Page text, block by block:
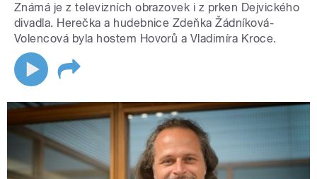
Známá je z televizních obrazovek i z prken Dejvického
divadla. Herečka a hudebnice Zdeňka Žádníková-
Volencová byla hostem Hovorů a Vladimíra Kroce.